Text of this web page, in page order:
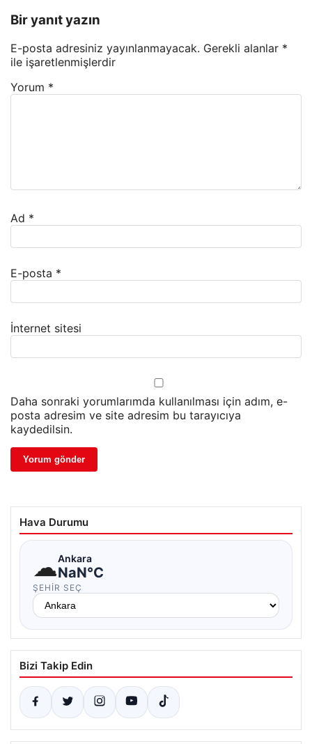
Bir yanıt yazın
E-posta adresiniz yayınlanmayacak. Gerekli alanlar *
ile işaretlenmişlerdir
Yorum *
Ad *
E-posta *
İnternet sitesi
Daha sonraki yorumlarımda kullanılması için adım, e-
posta adresim ve site adresim bu tarayıcıya
kaydedilsin.
Hava Durumu
☁Ankara
NaN°C
ŞEHIR SEÇ
Bizi Takip Edin